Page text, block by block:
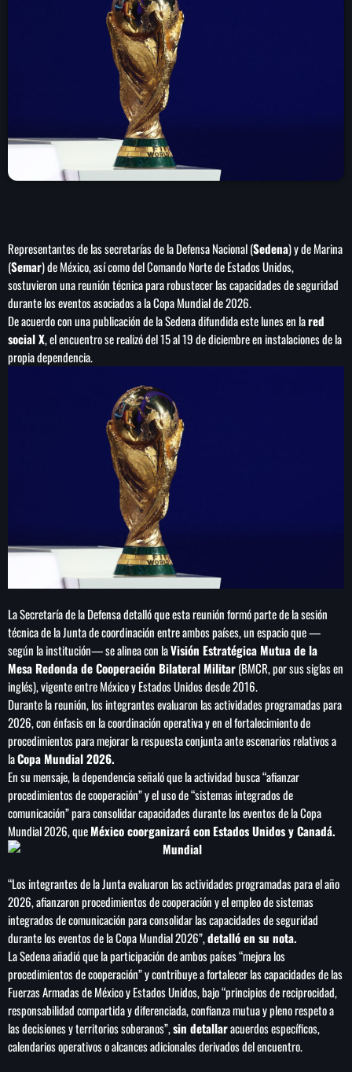
LA CAMPESINA 104.5 FM
LA CAMPESINA GEORGIA
INICIO
LOCUCIÓN (TALENTO AL AIRE)
RANKING
COMUNÍCATE
PUBLICIDAD
HISTORIA
Cae primer detenido por robo a casa de
Karely Ruiz
Senado allana el nombramiento de Todd
Blanche como fiscal general de EE.UU.
Vinícius Jr renueva con en el Real Madrid
hasta 2032
Representantes de las secretarías de la Defensa Nacional (Sedena) y de Marina
(Semar) de México, así como del Comando Norte de Estados Unidos,
sostuvieron una reunión técnica para robustecer las capacidades de seguridad
durante los eventos asociados a la Copa Mundial de 2026.
De acuerdo con una publicación de la Sedena difundida este lunes en lared
social X, el encuentro se realizó del 15 al 19 de diciembre en instalaciones de la
propia dependencia.
La Secretaría de la Defensa detalló que esta reunión formó parte de la sesión
técnica de la Junta de coordinación entre ambos países, un espacio que —
según la institución— se alinea con laVisión Estratégica Mutua de la
Mesa Redonda de Cooperación Bilateral Militar(BMCR, por sus siglas en
inglés), vigente entre México y Estados Unidos desde 2016.
Durante la reunión, los integrantes evaluaron las actividades programadas para
2026, con énfasis en la coordinación operativa y en el fortalecimiento de
procedimientos para mejorar la respuesta conjunta ante escenarios relativos a
laCopa Mundial 2026.
En su mensaje, la dependencia señaló que la actividad busca “afianzar
procedimientos de cooperación” y el uso de “sistemas integrados de
comunicación” para consolidar capacidades durante los eventos de la Copa
Mundial 2026, queMéxico coorganizará con Estados Unidos y Canadá.
“Los integrantes de la Junta evaluaron las actividades programadas para el año
2026, afianzaron procedimientos de cooperación y el empleo de sistemas
integrados de comunicación para consolidar las capacidades de seguridad
durante los eventos de la Copa Mundial 2026”,detalló en su nota.
La Sedena añadió que la participación de ambos países “mejora los
procedimientos de cooperación” y contribuye a fortalecer las capacidades de las
Fuerzas Armadas de México y Estados Unidos, bajo “principios de reciprocidad,
responsabilidad compartida y diferenciada, confianza mutua y pleno respeto a
las decisiones y territorios soberanos”,sin detallaracuerdos específicos,
calendarios operativos o alcances adicionales derivados del encuentro.